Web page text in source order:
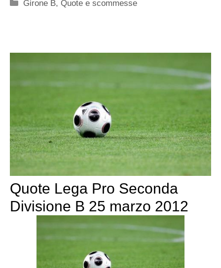
Girone B,Quote e scommesse
Quote Lega Pro Seconda
Divisione B 25 marzo 2012